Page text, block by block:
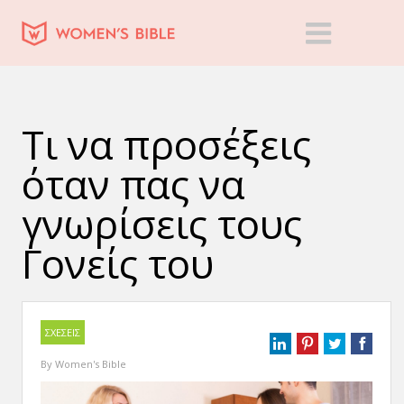
Τι να προσέξεις
όταν πας να
γνωρίσεις τους
Γονείς του
ΣΧΕΣΕΙΣ
By Women's Bible